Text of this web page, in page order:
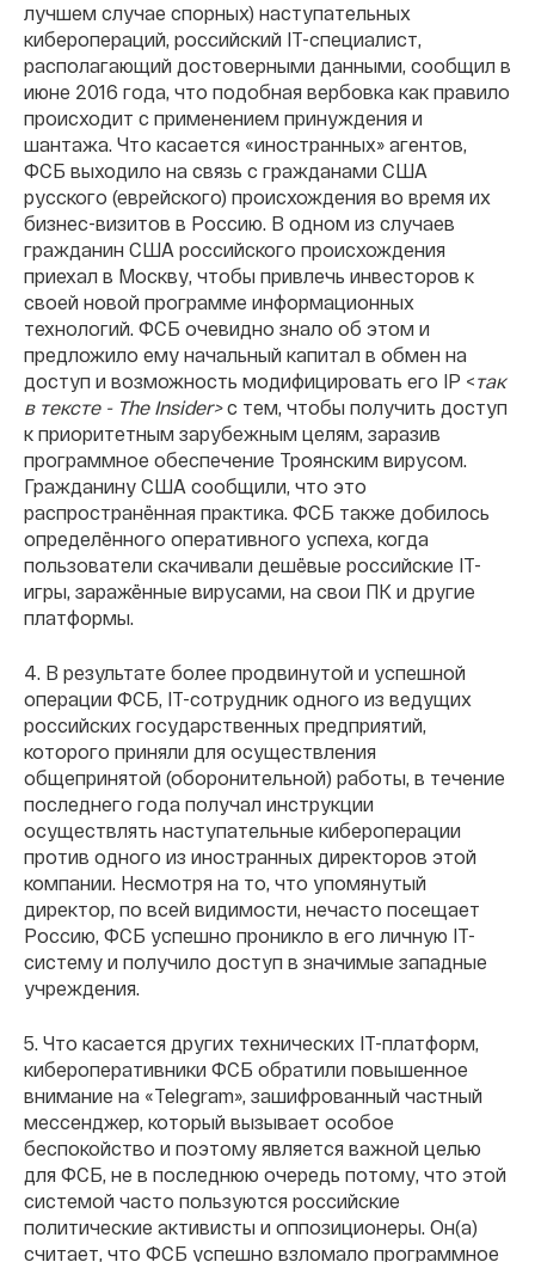
лучшем случае спорных) наступательных
киберопераций, российский IT-специалист,
располагающий достоверными данными, сообщил в
июне 2016 года, что подобная вербовка как правило
происходит с применением принуждения и
шантажа. Что касается «иностранных» агентов,
ФСБ выходило на связь с гражданами США
русского (еврейского) происхождения во время их
бизнес-визитов в Россию. В одном из случаев
гражданин США российского происхождения
приехал в Москву, чтобы привлечь инвесторов к
своей новой программе информационных
технологий. ФСБ очевидно знало об этом и
предложило ему начальный капитал в обмен на
доступ и возможность модифицировать его IP <так
в тексте - The Insider>с тем, чтобы получить доступ
к приоритетным зарубежным целям, заразив
программное обеспечение Троянским вирусом.
Гражданину США сообщили, что это
распространённая практика. ФСБ также добилось
определённого оперативного успеха, когда
пользователи скачивали дешёвые российские IT-
игры, заражённые вирусами, на свои ПК и другие
платформы.
4. В результате более продвинутой и успешной
операции ФСБ, IT-сотрудник одного из ведущих
российских государственных предприятий,
которого приняли для осуществления
общепринятой (оборонительной) работы, в течение
последнего года получал инструкции
осуществлять наступательные кибероперации
против одного из иностранных директоров этой
компании. Несмотря на то, что упомянутый
директор, по всей видимости, нечасто посещает
Россию, ФСБ успешно проникло в его личную IT-
систему и получило доступ в значимые западные
учреждения.
5. Что касается других технических IT-платформ,
кибероперативники ФСБ обратили повышенное
внимание на «Telegram», зашифрованный частный
мессенджер, который вызывает особое
беспокойство и поэтому является важной целью
для ФСБ, не в последнюю очередь потому, что этой
системой часто пользуются российские
политические активисты и оппозиционеры. Он(а)
считает, что ФСБ успешно взломало программное